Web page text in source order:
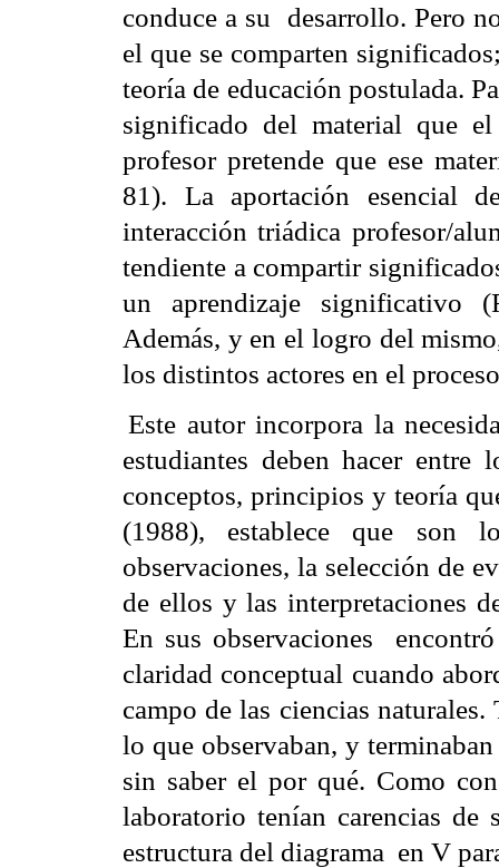
conduce a su
desarrollo. Pero
el que se comparten
teoría de educación postulada.
significado del material que
profesor pretende que ese
81). La aportación esencial
interacción triádica profesor/
tendiente a compartir
un aprendizaje significativo
Además, y en el logro del
los distintos actores en el
Este autor incorpora la
estudiantes deben hacer
conceptos, principios y teoría
(1988), establece que son
observaciones, la selección de
de ellos y las interpretaciones
En sus observaciones
claridad conceptual cuando
campo de las ciencias
lo que observaban, y terminaban
sin saber el por qué. Como
laboratorio tenían carencias
estructura del diagrama en V